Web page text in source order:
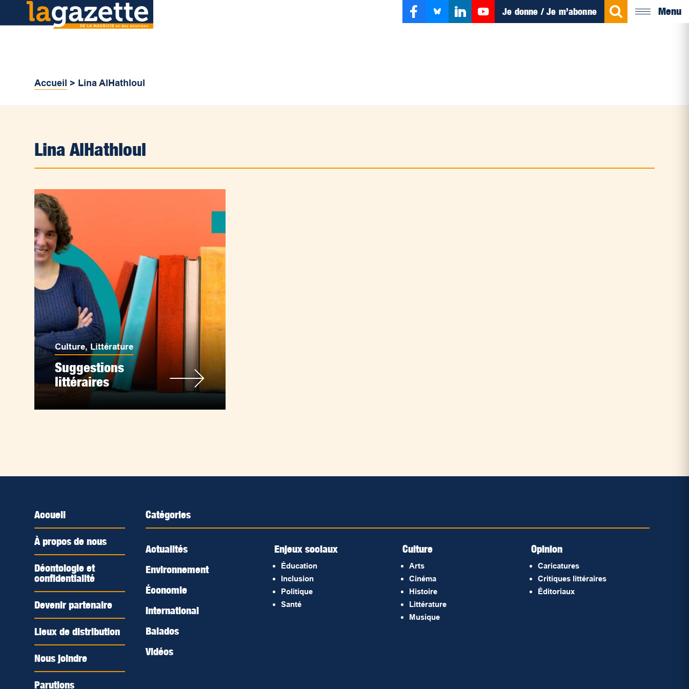
Je donne / Je m’abonne Menu
Accueil > Lina AlHathloul
Lina AlHathloul
Culture, Littérature
Suggestions
littéraires
Accueil
À propos de nous
Déontologie et
confidentialité
Devenir partenaire
Lieux de distribution
Nous joindre
Parutions
Catégories
Actualités
Environnement
Économie
International
Balados
Vidéos
Enjeux sociaux
Éducation
Inclusion
Politique
Santé
Culture
Arts
Cinéma
Histoire
Littérature
Musique
Opinion
Caricatures
Critiques littéraires
Éditoriaux